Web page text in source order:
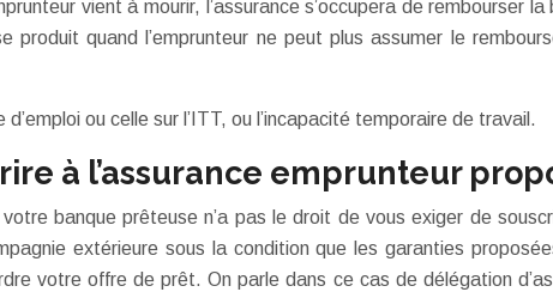
vient à mourir, l’assurance s’occupera de rembourser
produit quand l’emprunteur ne peut plus assumer le
ou celle sur l’ITT, ou l’incapacité temporaire de travail.
à l’assurance emprunteur
banque prêteuse n’a pas le droit de vous exiger de
extérieure sous la condition que les garanties
votre offre de prêt. On parle dans ce cas de délégation